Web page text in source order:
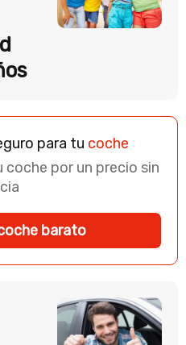
para tu coche
coche por un precio sin
barato